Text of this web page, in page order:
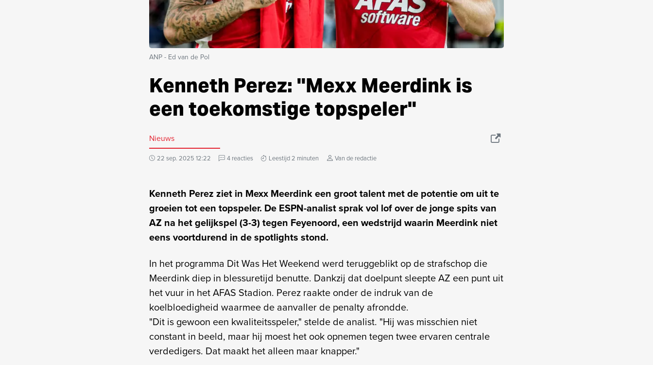
ANP - Ed van de Pol
Kenneth Perez: "Mexx Meerdink is
een toekomstige topspeler"
Nieuws
22 sep. 2025 12:22 4 reacties Leestijd 2 minuten Van de redactie
Kenneth Perez ziet in Mexx Meerdink een groot talent met de potentie om uit te
groeien tot een topspeler. De ESPN-analist sprak vol lof over de jonge spits van
AZ na het gelijkspel (3-3) tegen Feyenoord, een wedstrijd waarin Meerdink niet
eens voortdurend in de spotlights stond.
In het programma Dit Was Het Weekend werd teruggeblikt op de strafschop die
Meerdink diep in blessuretijd benutte. Dankzij dat doelpunt sleepte AZ een punt uit
het vuur in het AFAS Stadion. Perez raakte onder de indruk van de
koelbloedigheid waarmee de aanvaller de penalty afrondde.
"Dit is gewoon een kwaliteitsspeler," stelde de analist. "Hij was misschien niet
constant in beeld, maar hij moest het ook opnemen tegen twee ervaren centrale
verdedigers. Dat maakt het alleen maar knapper."